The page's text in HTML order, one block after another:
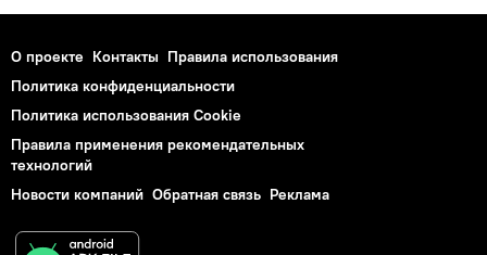
О проекте Контакты Правила использования
Политика конфиденциальности
Политика использования Cookie
Правила применения рекомендательных
технологий
Новости компаний Обратная связь Реклама